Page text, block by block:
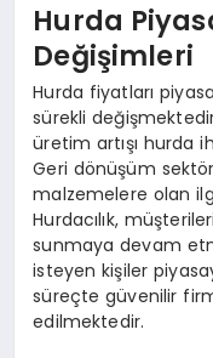
Hurda
Değişimleri
Hurda fiyatları
sürekli
üretim artışı hurda
Geri dönüşüm
malzemelere olan
Hurdacılık,
sunmaya devam
isteyen kişiler
süreçte güvenilir
edilmektedir.